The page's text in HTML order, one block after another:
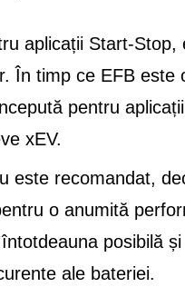
aplicații Start-Stop,
În timp ce EFB este
pentru
xEV.
este recomandat,
o anumită
posibilă
ale bateriei.